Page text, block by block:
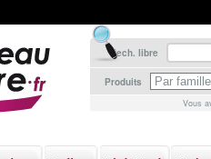
Rech. libre
Produits
Vous